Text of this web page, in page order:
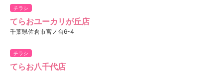
チラシ
てらおユーカリが丘店
千葉県佐倉市宮ノ台6-4
チラシ
てらお八千代店